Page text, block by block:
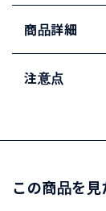
商品詳細
注意点
この商品を